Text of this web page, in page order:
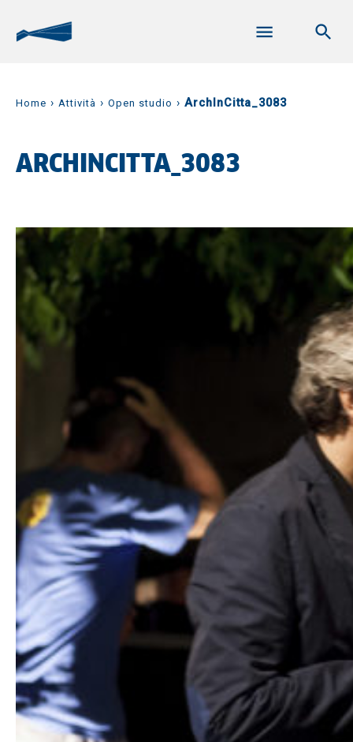
Home › Attività › Open studio › ArchInCitta_3083
ARCHINCITTA_3083